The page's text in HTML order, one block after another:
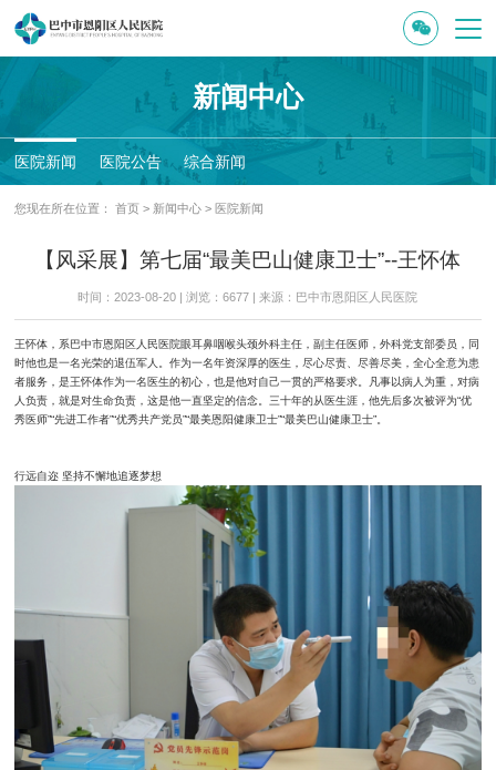
新闻中心
医院新闻 医院公告 综合新闻
您现在所在位置：首页 > 新闻中心 > 医院新闻
【风采展】第七届“最美巴山健康卫士”--王怀体
时间：2023-08-20 | 浏览：6677 | 来源：巴中市恩阳区人民医院
王怀体，系巴中市恩阳区人民医院眼耳鼻咽喉头颈外科主任，副主任医师，外科党支部委员，同
时他也是一名光荣的退伍军人。作为一名年资深厚的医生，尽心尽责、尽善尽美，全心全意为患
者服务，是王怀体作为一名医生的初心，也是他对自己一贯的严格要求。凡事以病人为重，对病
人负责，就是对生命负责，这是他一直坚定的信念。三十年的从医生涯，他先后多次被评为“优
秀医师”“先进工作者”“优秀共产党员”“最美恩阳健康卫士”“最美巴山健康卫士”。
行远自迩 坚持不懈地追逐梦想